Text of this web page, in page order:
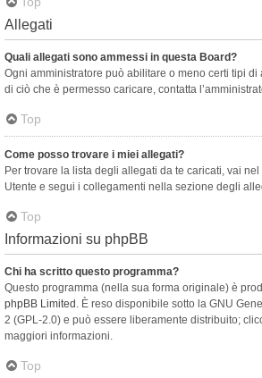
Allegati
Quali allegati sono ammessi in questa Board?
Ogni amministratore può abilitare o meno certi tipi
di ciò che è permesso caricare, contatta
Top
Come posso trovare i miei allegati?
Per trovare la lista degli allegati da te caricati, vai
Utente e segui i collegamenti nella sezione degli
Top
Informazioni su phpBB
Chi ha scritto questo programma?
Questo programma (nella sua forma originale) è
phpBB Limited . È reso disponibile sotto la GNU
2 (GPL-2.0) e può essere liberamente distribuito;
maggiori informazioni.
Top